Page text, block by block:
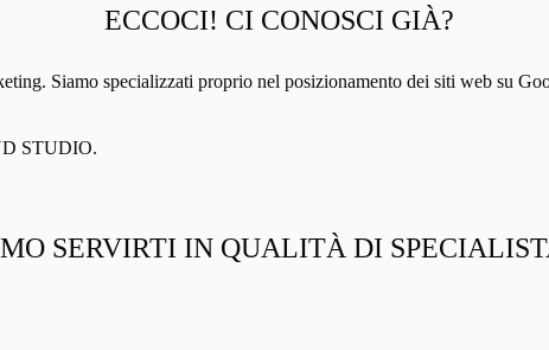
ECCOCI! CI CONOSCI GIÀ?
Siamo specializzati proprio nel posizionamento dei siti web su
STUDIO.
SERVIRTI IN QUALITÀ DI